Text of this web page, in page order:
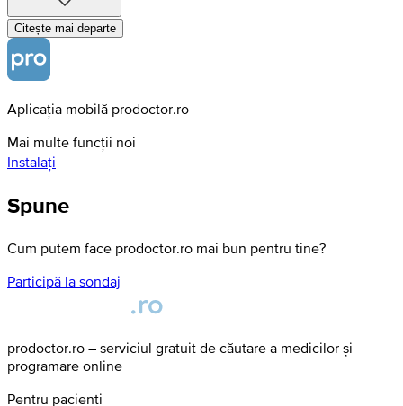
Citește mai departe
Aplicația mobilă prodoctor.ro
Mai multe funcții noi
Instalați
Spune
Cum putem face prodoctor.ro mai bun pentru tine?
Participă la sondaj
prodoctor.ro – serviciul gratuit de căutare a medicilor și
programare online
Pentru pacienți